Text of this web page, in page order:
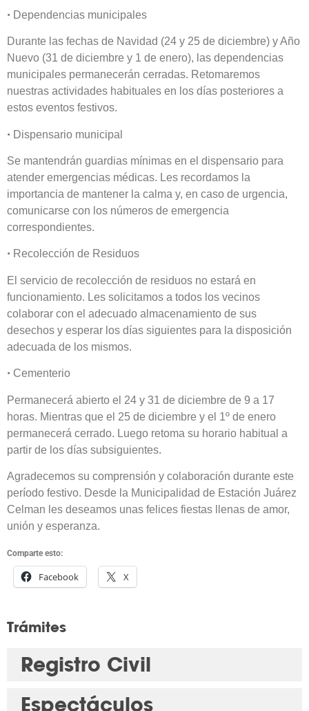
• Dependencias municipales
Durante las fechas de Navidad (24 y 25 de diciembre) y Año
Nuevo (31 de diciembre y 1 de enero), las dependencias
municipales permanecerán cerradas. Retomaremos
nuestras actividades habituales en los días posteriores a
estos eventos festivos.
• Dispensario municipal
Se mantendrán guardias mínimas en el dispensario para
atender emergencias médicas. Les recordamos la
importancia de mantener la calma y, en caso de urgencia,
comunicarse con los números de emergencia
correspondientes.
• Recolección de Residuos
El servicio de recolección de residuos no estará en
funcionamiento. Les solicitamos a todos los vecinos
colaborar con el adecuado almacenamiento de sus
desechos y esperar los días siguientes para la disposición
adecuada de los mismos.
• Cementerio
Permanecerá abierto el 24 y 31 de diciembre de 9 a 17
horas. Mientras que el 25 de diciembre y el 1º de enero
permanecerá cerrado. Luego retoma su horario habitual a
partir de los días subsiguientes.
Agradecemos su comprensión y colaboración durante este
período festivo. Desde la Municipalidad de Estación Juárez
Celman les deseamos unas felices fiestas llenas de amor,
unión y esperanza.
Comparte esto:
Facebook X
Trámites
Registro Civil
Espectáculos